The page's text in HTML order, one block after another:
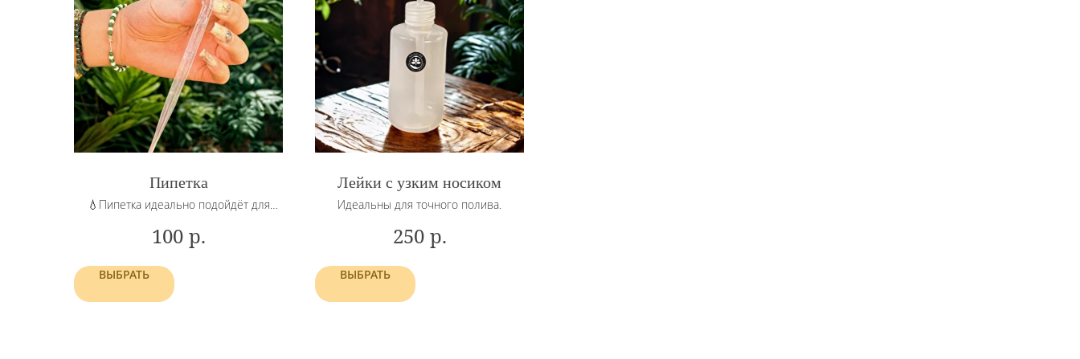
Пипетка
💧Пипетка идеально подойдёт для
флорариумов (Миниджингл, Бьёрн,
Люкке) и точечного увлажнения.
100 р.
ВЫБРАТЬ
Лейки с узким носиком
Идеальны для точного полива.
250 р.
ВЫБРАТЬ